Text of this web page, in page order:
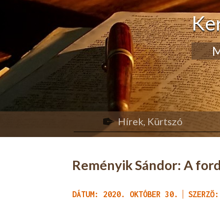
Hírek, Kürtszó
Reményik Sándor: A
DÁTUM: 2020. OKTÓBER 30.